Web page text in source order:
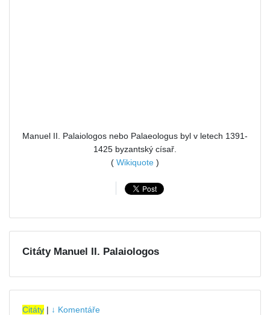
Manuel II. Palaiologos nebo Palaeologus byl v letech 1391-
1425 byzantský císař.
( Wikiquote )
Citáty Manuel II. Palaiologos
Citáty | ↓ Komentáře